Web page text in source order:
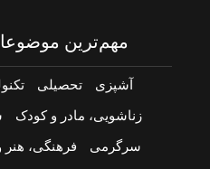
مهم‌ترین
آشپزی تحصیلی
زناشویی، مادر و کودک
سرگرمی فرهنگی، هنر